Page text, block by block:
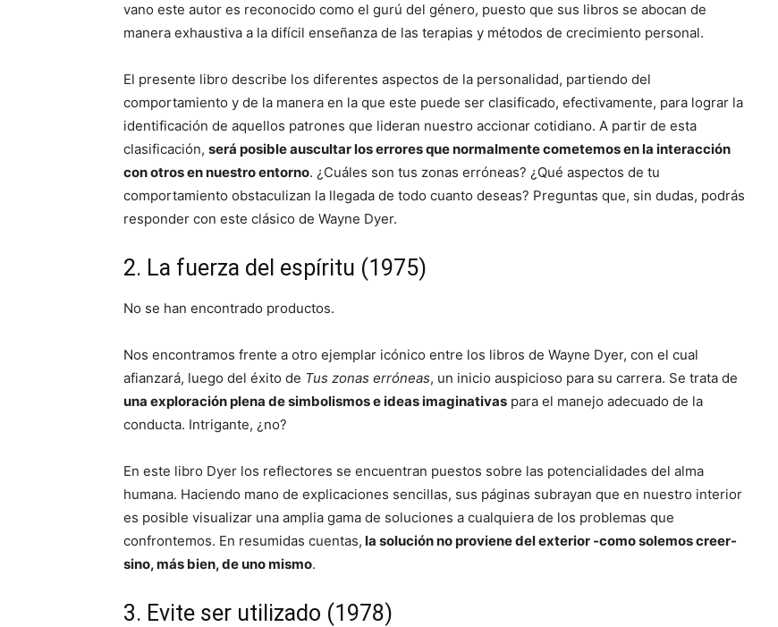
vano este autor es reconocido como el gurú del género, puesto que sus libros se abocan de
manera exhaustiva a la difícil enseñanza de las terapias y métodos de crecimiento personal.
El presente libro describe los diferentes aspectos de la personalidad, partiendo del
comportamiento y de la manera en la que este puede ser clasificado, efectivamente, para lograr la
identificación de aquellos patrones que lideran nuestro accionar cotidiano. A partir de esta
clasificación, será posible auscultar los errores que normalmente cometemos en la interacción
con otros en nuestro entorno. ¿Cuáles son tus zonas erróneas? ¿Qué aspectos de tu
comportamiento obstaculizan la llegada de todo cuanto deseas? Preguntas que, sin dudas, podrás
responder con este clásico de Wayne Dyer.
2. La fuerza del espíritu (1975)
No se han encontrado productos.
Nos encontramos frente a otro ejemplar icónico entre los libros de Wayne Dyer, con el cual
afianzará, luego del éxito de Tus zonas erróneas, un inicio auspicioso para su carrera. Se trata de
una exploración plena de simbolismos e ideas imaginativas para el manejo adecuado de la
conducta. Intrigante, ¿no?
En este libro Dyer los reflectores se encuentran puestos sobre las potencialidades del alma
humana. Haciendo mano de explicaciones sencillas, sus páginas subrayan que en nuestro interior
es posible visualizar una amplia gama de soluciones a cualquiera de los problemas que
confrontemos. En resumidas cuentas, la solución no proviene del exterior -como solemos creer-
sino, más bien, de uno mismo.
3. Evite ser utilizado (1978)